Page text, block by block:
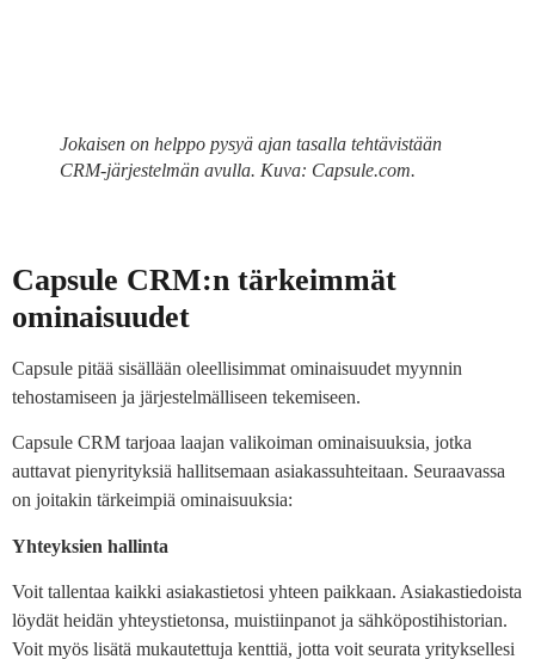
Jokaisen on helppo pysyä ajan tasalla tehtävistään
CRM-järjestelmän avulla. Kuva: Capsule.com.
Capsule CRM:n tärkeimmät
ominaisuudet
Capsule pitää sisällään oleellisimmat ominaisuudet myynnin
tehostamiseen ja järjestelmälliseen tekemiseen.
Capsule CRM tarjoaa laajan valikoiman ominaisuuksia, jotka
auttavat pienyrityksiä hallitsemaan asiakassuhteitaan. Seuraavassa
on joitakin tärkeimpiä ominaisuuksia:
Yhteyksien hallinta
Voit tallentaa kaikki asiakastietosi yhteen paikkaan. Asiakastiedoista
löydät heidän yhteystietonsa, muistiinpanot ja sähköpostihistorian.
Voit myös lisätä mukautettuja kenttiä, jotta voit seurata yrityksellesi